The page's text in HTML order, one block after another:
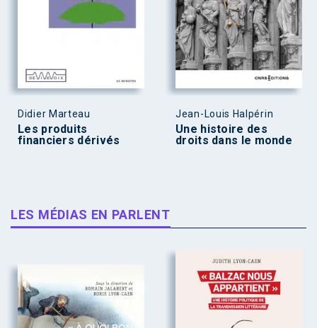
Didier Marteau
Les produits
financiers dérivés
Jean-Louis Halpérin
Une histoire des
droits dans le monde
LES MÉDIAS EN PARLENT